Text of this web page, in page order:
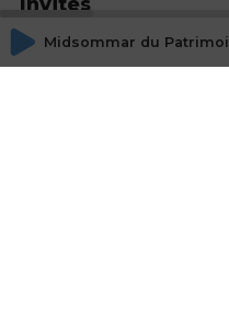
Nadim TAKCHI
Midsommar du